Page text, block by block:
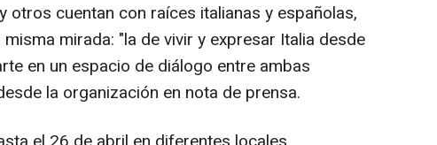
otros cuentan con raíces italianas y españolas,
mirada: "la de vivir y expresar Italia desde
en un espacio de diálogo entre ambas
la organización en nota de prensa.